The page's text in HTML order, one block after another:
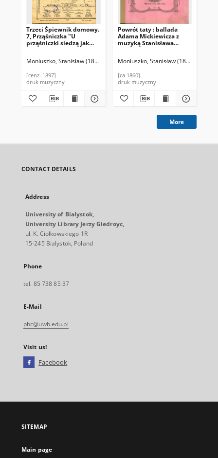
Trzeci Śpiewnik domowy.
7, Prząśniczka "U
prząśniczki siedzą jak
Moniuszko, Stanisław (1819-1872)
[cenz. 1897]
druk muzyczny
Powrót taty : ballada
Adama Mickiewicza z
muzyką Stanisława
Moniuszko, Stanisław (1819-1872).
[ca 1860].
druk muzyczny
More
CONTACT DETAILS
Address
University of Bialystok,
University Library Jerzy Giedroyc,
ul. K. Ciołkowskiego 1R
15-245 Bialystok, Poland
Phone
tel. 85 738 85 37
E-Mail
pbc@uwb.edu.pl
Visit us!
Facebook
open
new
SITEMAP
Main page